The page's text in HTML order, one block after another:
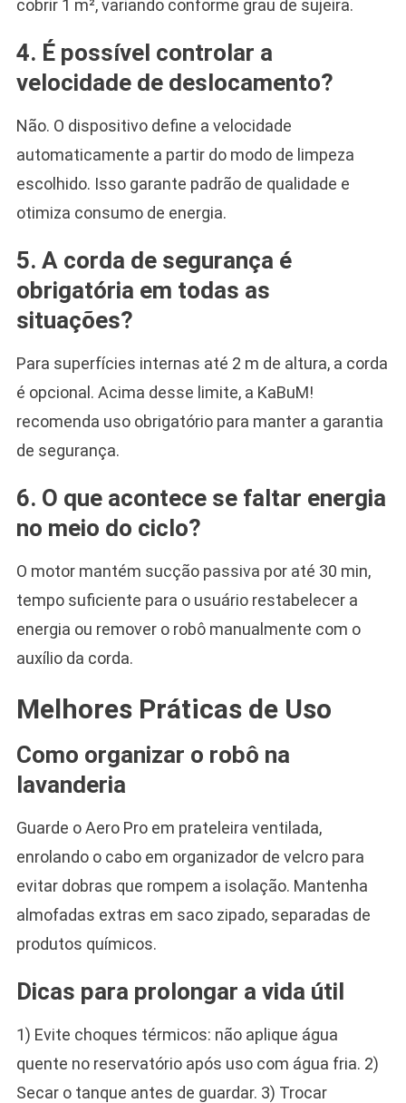
cobrir 1 m², variando conforme grau de sujeira.
4. É possível controlar a
velocidade de deslocamento?
Não. O dispositivo define a velocidade
automaticamente a partir do modo de limpeza
escolhido. Isso garante padrão de qualidade e
otimiza consumo de energia.
5. A corda de segurança é
obrigatória em todas as
situações?
Para superfícies internas até 2 m de altura, a corda
é opcional. Acima desse limite, a KaBuM!
recomenda uso obrigatório para manter a garantia
de segurança.
6. O que acontece se faltar energia
no meio do ciclo?
O motor mantém sucção passiva por até 30 min,
tempo suficiente para o usuário restabelecer a
energia ou remover o robô manualmente com o
auxílio da corda.
Melhores Práticas de Uso
Como organizar o robô na
lavanderia
Guarde o Aero Pro em prateleira ventilada,
enrolando o cabo em organizador de velcro para
evitar dobras que rompem a isolação. Mantenha
almofadas extras em saco zipado, separadas de
produtos químicos.
Dicas para prolongar a vida útil
1) Evite choques térmicos: não aplique água
quente no reservatório após uso com água fria. 2)
Secar o tanque antes de guardar. 3) Trocar